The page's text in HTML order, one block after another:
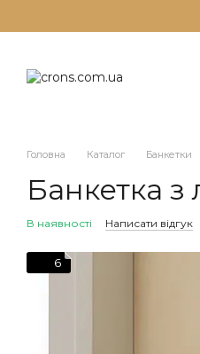
Головна Каталог Банкетки
Банкетка
В наявності Написати відгук
6